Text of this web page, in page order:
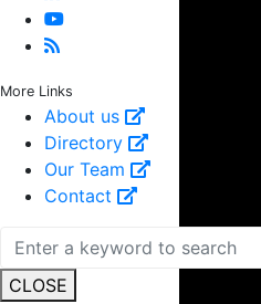
More Links
About us
Directory
Our Team
Contact
CLOSE